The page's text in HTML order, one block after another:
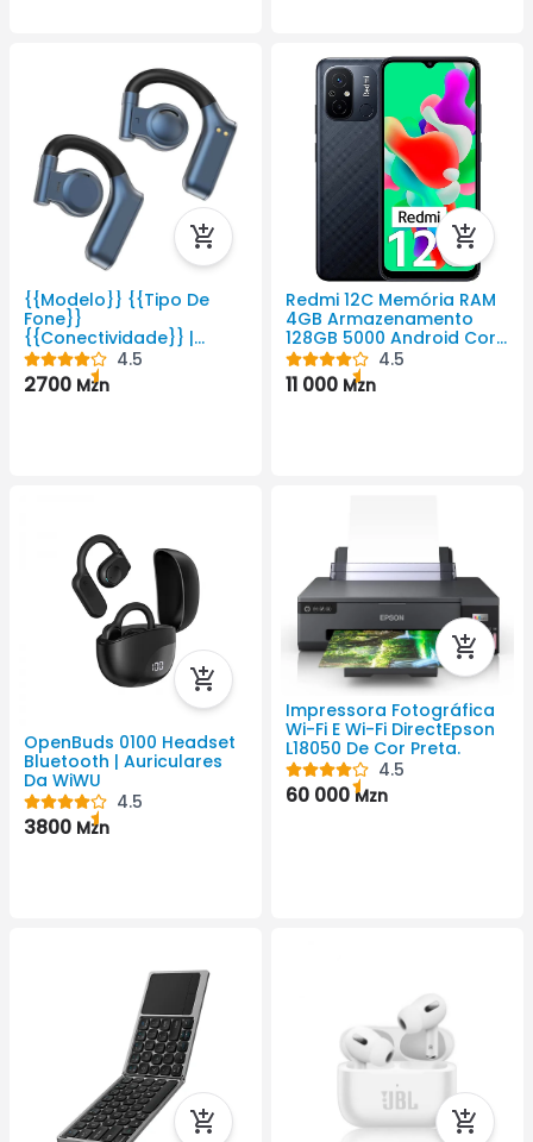
{{Modelo}} {{Tipo De
Fone}}
{{Conectividade}} |
Auriculares Da WiWU
4.5
2700 Mzn
Redmi 12C Memória RAM
4GB Armazenamento
128GB 5000 Android Cor
Preto 720 X 1650 Pixel
4.5
11 000 Mzn
OpenBuds 0100 Headset
Bluetooth | Auriculares
Da WiWU
4.5
3800 Mzn
Impressora Fotográfica
Wi-Fi E Wi-Fi DirectEpson
L18050 De Cor Preta.
4.5
60 000Mzn